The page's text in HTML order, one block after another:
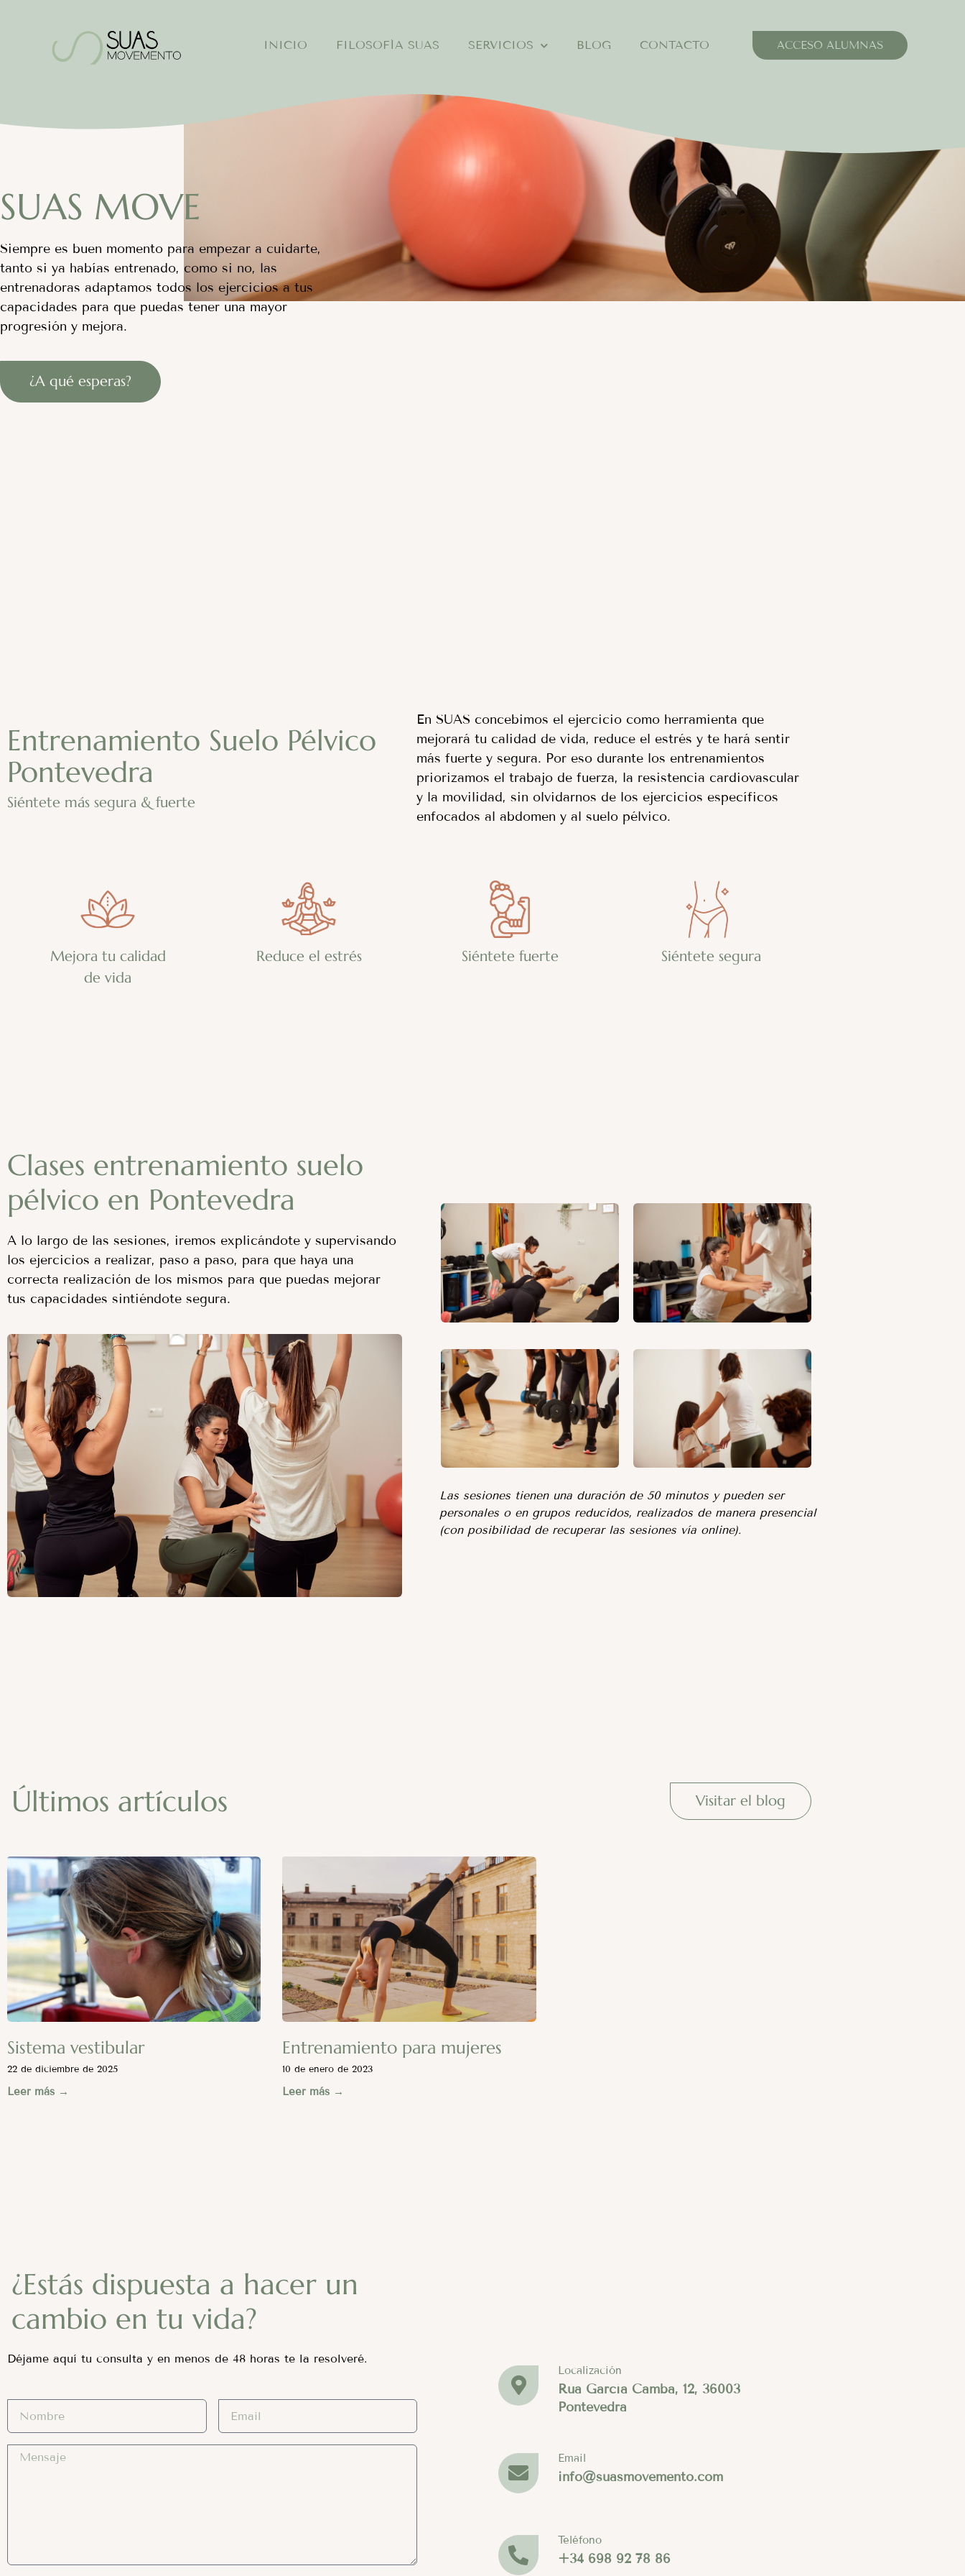
INICIO FILOSOFÍA SUAS SERVICIOS BLOG CONTACTO ACCESO ALUMNAS
SUAS MOVE
Siempre es buen momento para empezar a cuidarte,
tanto si ya habías entrenado, como si no, las
entrenadoras adaptamos todos los ejercicios a tus
capacidades para que puedas tener una mayor
progresión y mejora.
¿A qué esperas?
Entrenamiento Suelo Pélvico
Pontevedra
Siéntete más segura & fuerte
En SUAS concebimos el ejercicio como herramienta que
mejorará tu calidad de vida, reduce el estrés y te hará sentir
más fuerte y segura. Por eso durante los entrenamientos
priorizamos el trabajo de fuerza, la resistencia cardiovascular
y la movilidad, sin olvidarnos de los ejercicios específicos
enfocados al abdomen y al suelo pélvico.
Mejora tu calidad
de vida
Reduce el estrés Siéntete fuerte Siéntete segura
Clases entrenamiento suelo
pélvico en Pontevedra
A lo largo de las sesiones, iremos explicándote y supervisando
los ejercicios a realizar, paso a paso, para que haya una
correcta realización de los mismos para que puedas mejorar
tus capacidades sintiéndote segura.
Las sesiones tienen una duración de 50 minutos y pueden ser
personales o en grupos reducidos, realizados de manera presencial
(con posibilidad de recuperar las sesiones vía online).
Últimos artículos Visitar el blog
Sistema vestibular
22 de diciembre de 2025
Leer más →
Entrenamiento para mujeres
10 de enero de 2023
Leer más →
¿Estás dispuesta a hacer un
cambio en tu vida?
Déjame aquí tu consulta y en menos de 48 horas te la resolveré.
Localización
Rúa García Camba, 12, 36003
Pontevedra
Email
info@suasmovemento.com
Teléfono
+34 698 92 78 86